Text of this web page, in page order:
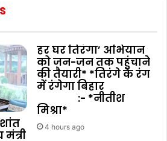
हर घर तिरंगा’ अभियान
को जन-जन तक पहुंचाने
की तैयारी* *तिरंगे के रंग
में रंगेगा बिहार
:- *नीतीश
मिश्रा*
4 hours ago